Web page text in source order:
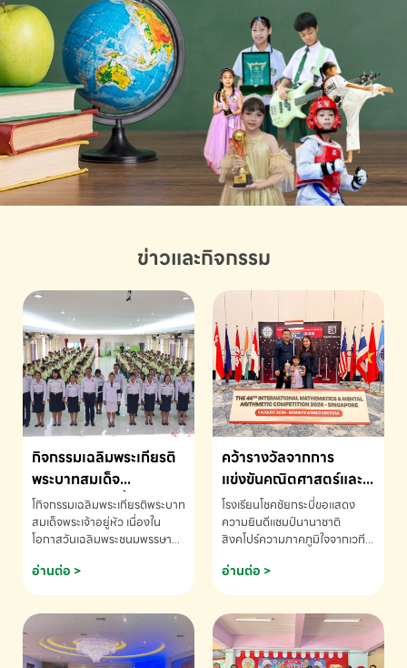
ข่าวและกิจกรรม
กิจกรรมเฉลิมพระเกียรติ
พระบาทสมเด็จ
พระเจ้าอยู่หัว เนื่องใน
โอกาสวันเฉลิม
พระชนมพรรษา
โกิจกรรมเฉลิมพระเกียรติพระบาท
สมเด็จพระเจ้าอยู่หัว เนื่องใน
โอกาสวันเฉลิมพระชนมพรรษา
ข้อมูลเพิ่มเติม โทร. 075-691910
อ่านต่อ >
คว้ารางวัลจากการ
แข่งขันคณิตศาสตร์และ
คณิตคิดเร็วนานาชาติ
ครั้งที่ 46 ประจำปี 2569
ณ ประเทศสิงคโปร์
โรงเรียนโชคชัยกระบี่ขอแสดง
ความยินดีแชมป์นานาชาติ
สิงคโปร์ความภาคภูมิใจจากเวที
ด.ช.พัทธนันท์ พรหมพันธ์ ชั้น
อนุบาล EP K3 โรงเรียนโชคชัย
แข่งขันคณิตศาสตร์และคณิตคิด
เร็วนานาชาติ ครั้งที่ 46 ประจำปี
2569 ณ ประเทศสิงคโปร์
อ่านต่อ >